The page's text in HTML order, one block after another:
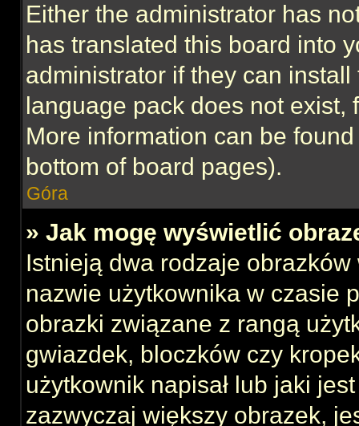
Either the administrator has
has translated this board into
administrator if they can
language pack does not exist,
More information can be
bottom of board pages).
Góra
» Jak mogę wyświetlić
Istnieją dwa rodzaje
nazwie użytkownika w czasie
obrazki związane z rangą
gwiazdek, bloczków czy
użytkownik napisał lub jaki
zazwyczaj większy obrazek,